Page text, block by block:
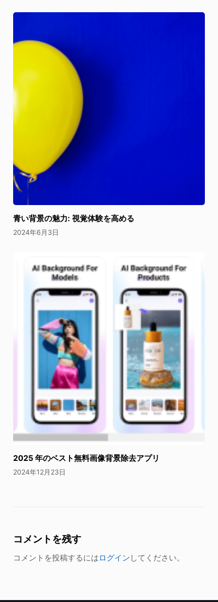
青い背景の魅力: 視覚体験を高める
2024年6月3日
2025 年のベスト無料画像背景除去アプリ
2024年12月23日
コメントを残す
コメントを投稿するには ログイン してください。